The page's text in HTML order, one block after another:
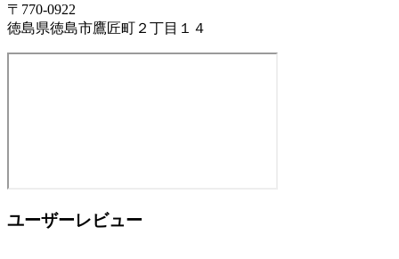
〒770-0922
徳島県徳島市鷹匠町２丁目１４
ユーザーレビュー